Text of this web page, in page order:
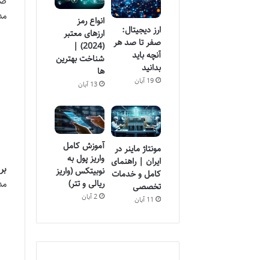
ارز دیجیتال:
صفر تا صد هر
آنچه باید
بدانید
19 آبان
انواع رمز
ارزهای معتبر
(2024) |
شناخت بهترین
ها
13 آبان
مونتاژ ماینر در
ایران | راهنمای
کامل و خدمات
تخصصی
11 آبان
آموزش کامل
واریز پول به
نوبیتکس (واریز
ریالی و تتر)
2 آبان